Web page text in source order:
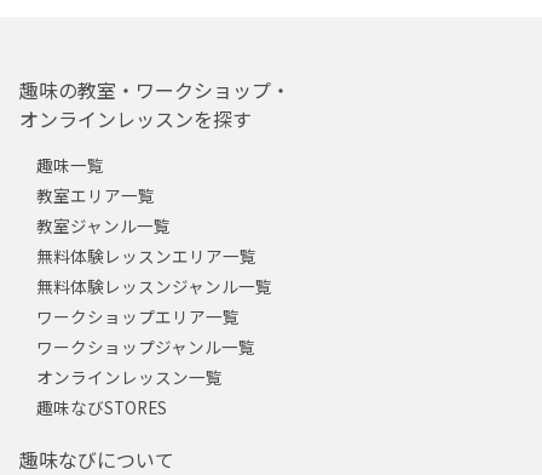
趣味の教室・ワークショップ・
オンラインレッスンを探す
趣味一覧
教室エリア一覧
教室ジャンル一覧
無料体験レッスンエリア一覧
無料体験レッスンジャンル一覧
ワークショップエリア一覧
ワークショップジャンル一覧
オンラインレッスン一覧
趣味なびSTORES
趣味なびについて